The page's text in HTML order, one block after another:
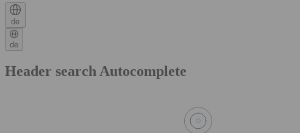
de
de
Header search Autocomplete